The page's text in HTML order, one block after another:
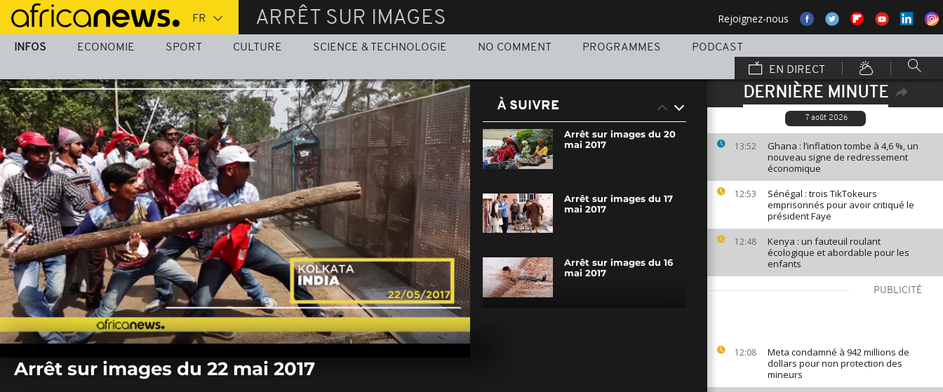
Passer
au
contenu
ARRÊT SUR IMAGES Rejoignez-nous
INFOS ECONOMIE SPORT CULTURE SCIENCE & TECHNOLOGIE NO COMMENT PROGRAMMES
PODCAST
EN DIRECT
DERNIÈRE MINUTE
7 août 2026
13:52
Ghana : l’inflation tombe à 4,6 %, un
nouveau signe de redressement
économique
12:53
Sénégal : trois TikTokeurs
emprisonnés pour avoir critiqué le
président Faye
12:48
Kenya : un fauteuil roulant
écologique et abordable pour les
enfants
PUBLICITÉ
12:08
Meta condamné à 942 millions de
dollars pour non protection des
mineurs
seconds
Arrêt sur images du 22 mai 2017
À SUIVRE
Arrêt sur images du 20
mai 2017
Arrêt sur images du 17
mai 2017
Arrêt sur images du 16
mai 2017